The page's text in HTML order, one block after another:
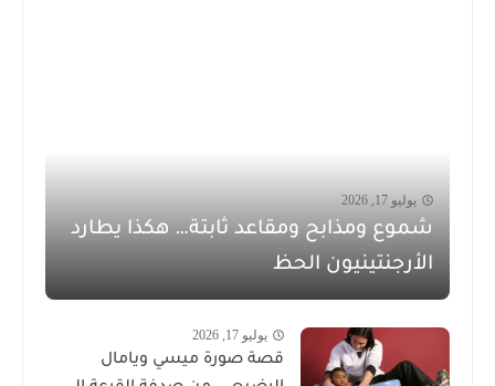
يوليو 17, 2026
شموع ومذابح ومقاعد ثابتة… هكذا يطارد
الأرجنتينيون الحظ
يوليو 17, 2026
قصة صورة ميسي ويامال